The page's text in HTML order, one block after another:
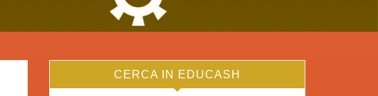
CERCA IN EDUCASH